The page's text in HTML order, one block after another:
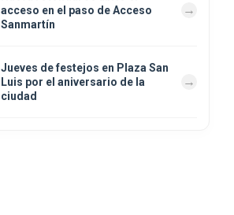
acceso en el paso de Acceso
Sanmartín
Jueves de festejos en Plaza San
Luis por el aniversario de la
ciudad